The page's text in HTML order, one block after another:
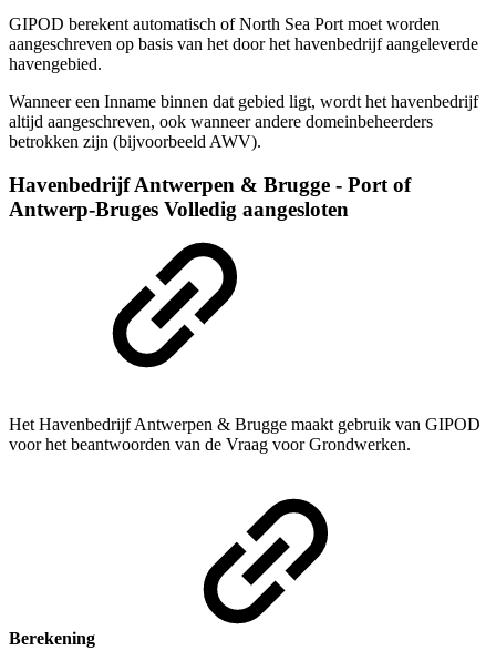
GIPOD berekent automatisch of North Sea Port moet worden
aangeschreven op basis van het door het havenbedrijf aangeleverde
havengebied.
Wanneer een Inname binnen dat gebied ligt, wordt het havenbedrijf
altijd aangeschreven, ook wanneer andere domeinbeheerders
betrokken zijn (bijvoorbeeld AWV).
Havenbedrijf Antwerpen & Brugge - Port of
Antwerp-Bruges Volledig aangesloten
Het Havenbedrijf Antwerpen & Brugge maakt gebruik van GIPOD
voor het beantwoorden van de Vraag voor Grondwerken.
Berekening